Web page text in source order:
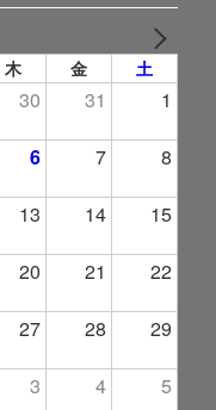
木 金 土
30 31 1
6 7 8
13 14 15
20 21 22
27 28 29
3 4 5